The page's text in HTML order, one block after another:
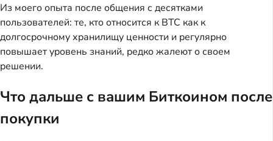
Из моего опыта после общения с десятками
пользователей: те, кто относится к BTC как к
долгосрочному хранилищу ценности и регулярно
повышает уровень знаний, редко жалеют о своем
решении.
Что дальше с вашим Биткоином после
покупки